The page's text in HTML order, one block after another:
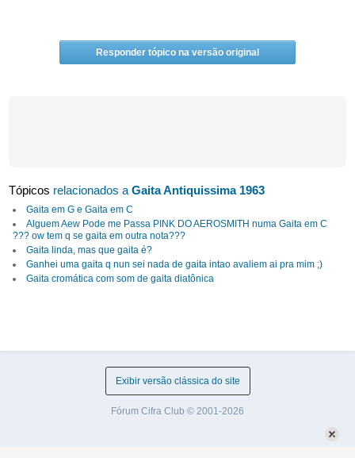
Responder tópico na versão original
Tópicos relacionados aGaita Antiquissima 1963
Gaita em G e Gaita em C
Alguem Aew Pode me Passa PINK DO AEROSMITH numa Gaita em C
??? ow tem q se gaita em outra nota???
Gaita linda, mas que gaita é?
Ganhei uma gaita q nun sei nada de gaita intao avaliem ai pra mim ;)
Gaita cromática com som de gaita diatônica
Exibir versão clássica do site
Fórum Cifra Club © 2001-2026